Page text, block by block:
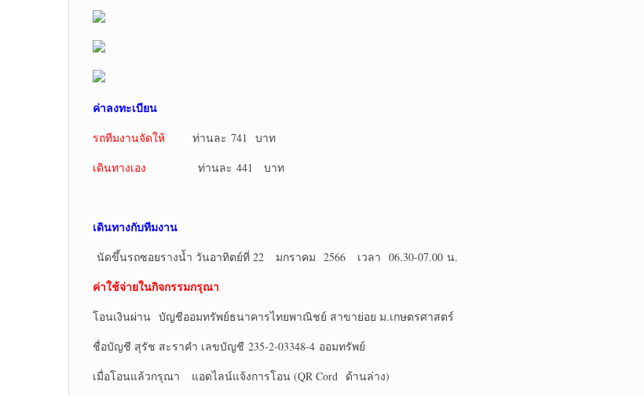
ค่าลงทะเบียน
รถทีมงานจัดให้
ท่านละ 741 บาท
เดินทางเอง
ท่านละ 441 บาท
เดินทางกับทีมงาน
นัดขึ้นรถซอยรางน้ำ วันอาทิตย์ที่ 22 มกราคม 2566 เวลา 06.30-07.00 น.
ค่าใช้จ่ายในกิจกรรมกรุณา
โอนเงินผ่าน บัญชีออมทรัพย์ธนาคารไทยพาณิชย์ สาขาย่อย ม.เกษตรศาสตร์
ชื่อบัญชี สุรัช สะราคำ เลขบัญชี 235-2-03348-4 ออมทรัพย์
เมื่อโอนแล้วกรุณา แอดไลน์แจ้งการโอน (QR Cord ด้านล่าง)